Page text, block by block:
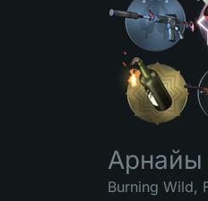
Burning Wild,